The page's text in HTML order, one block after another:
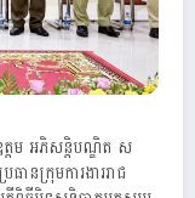
ត្តម អភិសន្តិបណ្ឌិត ស
ានក្រុមការងាររាជ